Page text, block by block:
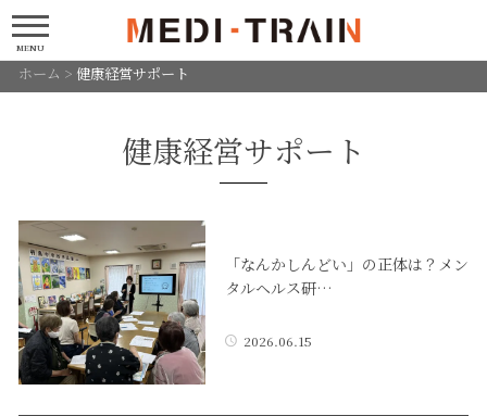
MENU
ホーム > 健康経営サポート
健康経営サポート
「なんかしんどい」の正体は？メン
タルヘルス研…
2026.06.15